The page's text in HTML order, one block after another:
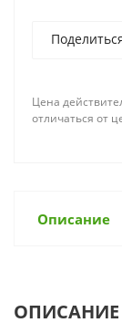
Цена
отличаться от
Описание
ОПИСАНИЕ